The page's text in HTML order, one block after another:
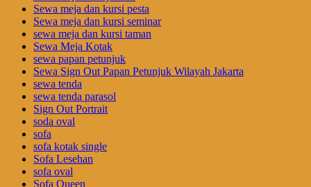
Sewa meja dan kursi pesta
Sewa meja dan kursi seminar
sewa meja dan kursi taman
Sewa Meja Kotak
sewa papan petunjuk
Sewa Sign Out Papan Petunjuk Wilayah Jakarta
sewa tenda
sewa tenda parasol
Sign Out Portrait
soda oval
sofa
sofa kotak single
Sofa Lesehan
sofa oval
Sofa Queen